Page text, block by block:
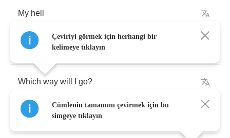
My hell
Another day in life
Which way will go?
Will I pick suicide?
Çeviriyi görmek için herhangi bir
kelimeye tıklayın
Cümlenin tamamını çevirmek için bu
simgeye tıklayın